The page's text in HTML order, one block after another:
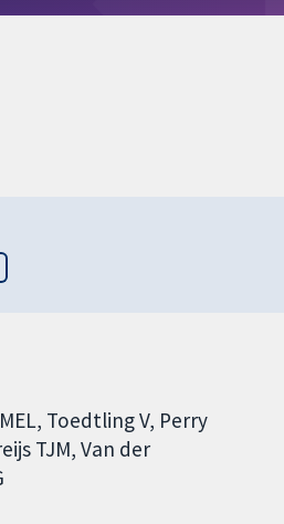
Toedtling V Perry
TJM Van der